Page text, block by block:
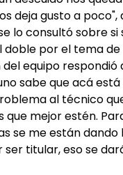
deja gusto a poco",
lo consultó sobre
doble por el tema
equipo respondió
sabe que acá
al técnico
que mejor estén.
se me están dando
ser titular, eso se